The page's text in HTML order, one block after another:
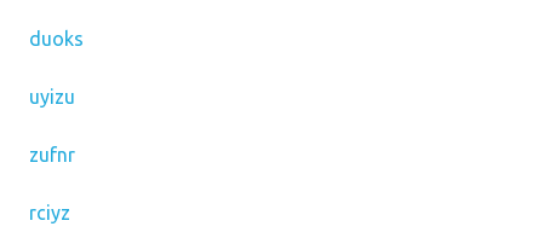
duoks
uyizu
zufnr
rciyz